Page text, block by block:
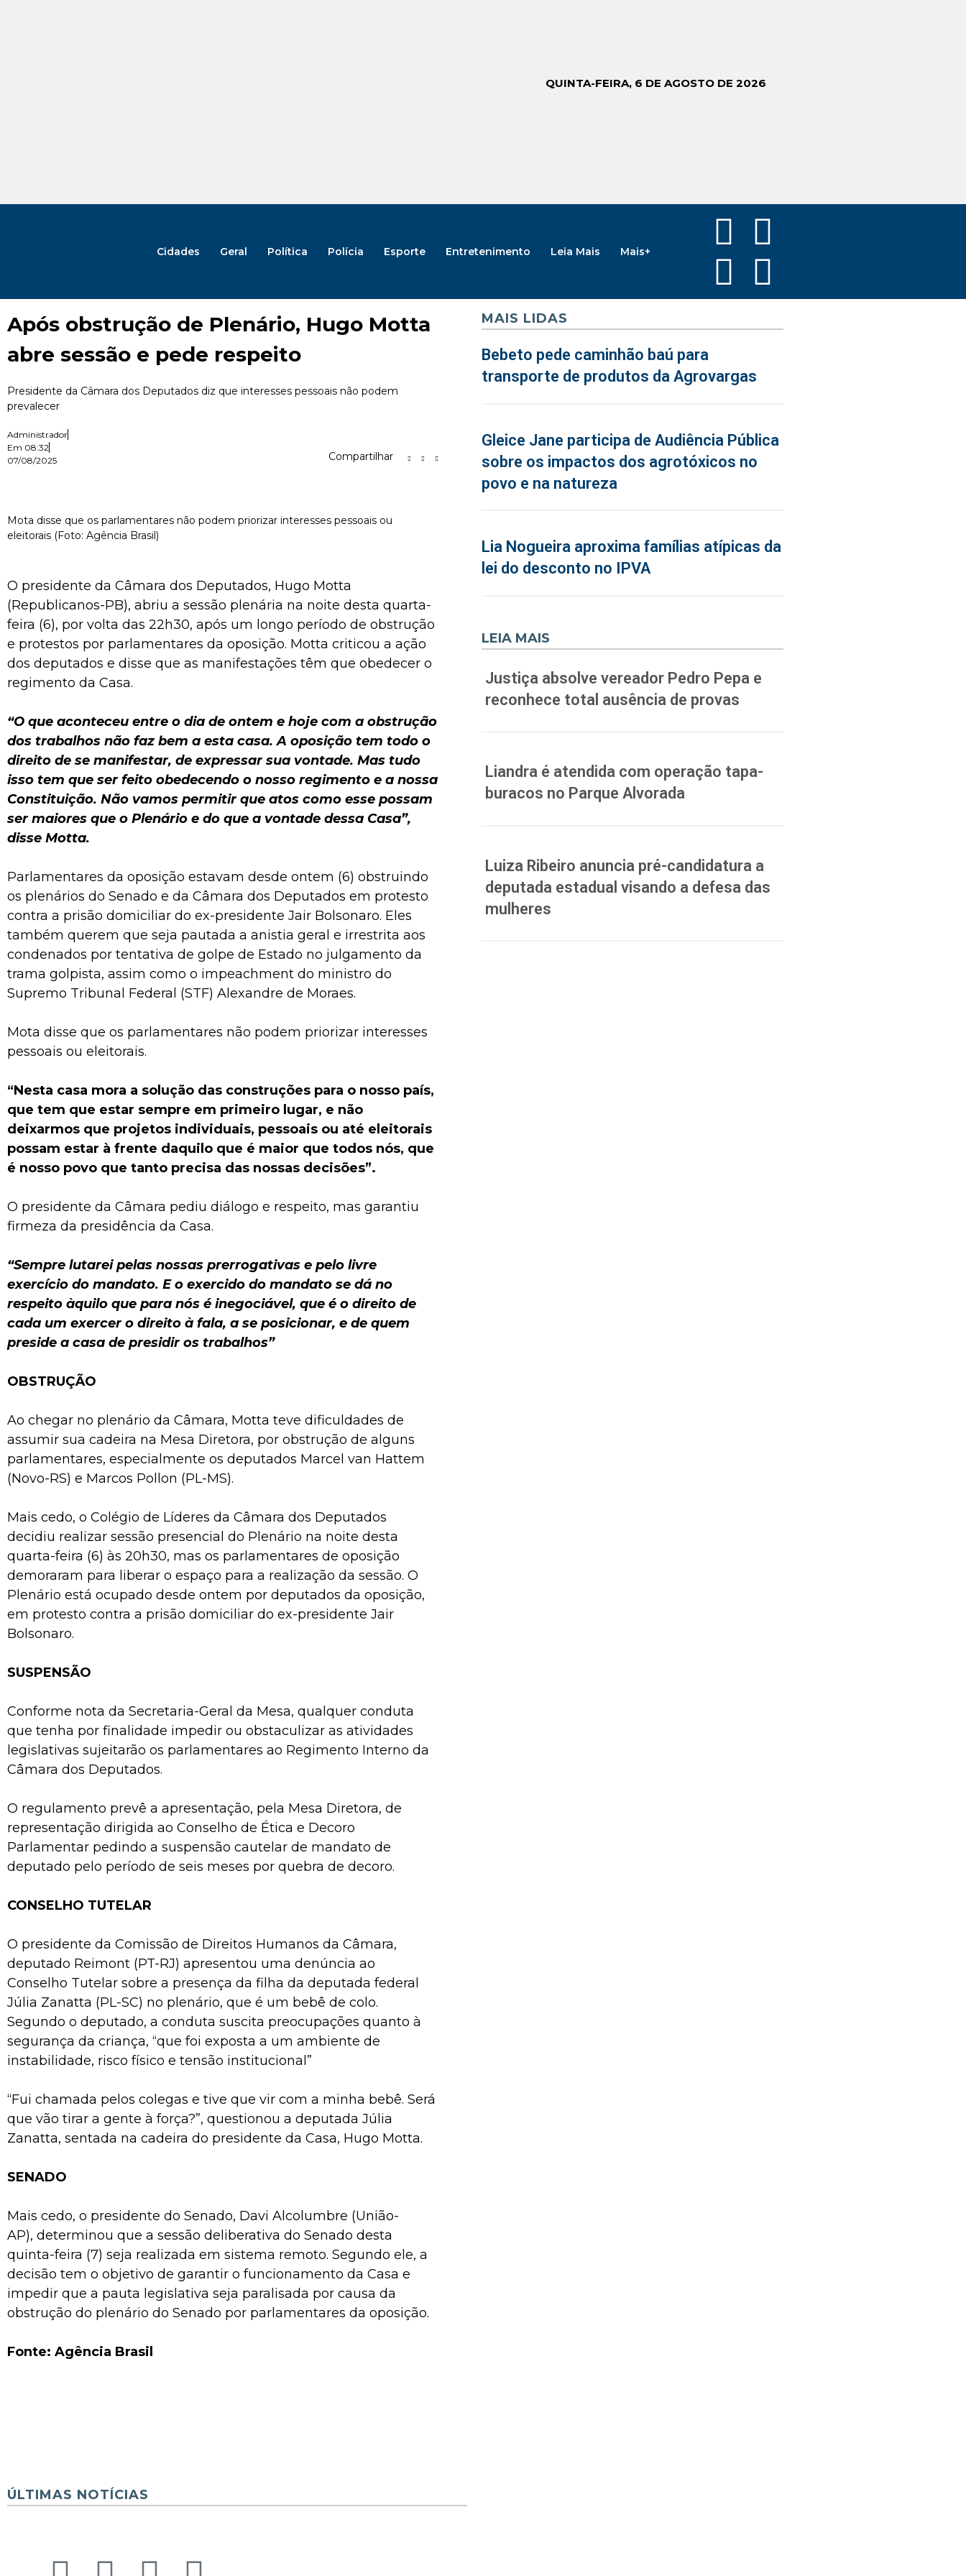
QUINTA-FEIRA, 6 DE AGOSTO DE 2026
Cidades Geral Política Polícia Esporte Entretenimento Leia Mais Mais+
Após obstrução de Plenário, Hugo Motta
abre sessão e pede respeito
Presidente da Câmara dos Deputados diz que interesses pessoais não podem
prevalecer
Administrador
Em 08:32
07/08/2025
Compartilhar
Mota disse que os parlamentares não podem priorizar interesses pessoais ou
eleitorais (Foto: Agência Brasil)
O presidente da Câmara dos Deputados, Hugo Motta
(Republicanos-PB), abriu a sessão plenária na noite desta quarta-
feira (6), por volta das 22h30, após um longo período de obstrução
e protestos por parlamentares da oposição. Motta criticou a ação
dos deputados e disse que as manifestações têm que obedecer o
regimento da Casa.
“O que aconteceu entre o dia de ontem e hoje com a obstrução
dos trabalhos não faz bem a esta casa. A oposição tem todo o
direito de se manifestar, de expressar sua vontade. Mas tudo
isso tem que ser feito obedecendo o nosso regimento e a nossa
Constituição. Não vamos permitir que atos como esse possam
ser maiores que o Plenário e do que a vontade dessa Casa”,
disse Motta.
Parlamentares da oposição estavam desde ontem (6) obstruindo
os plenários do Senado e da Câmara dos Deputados em protesto
contra a prisão domiciliar do ex-presidente Jair Bolsonaro. Eles
também querem que seja pautada a anistia geral e irrestrita aos
condenados por tentativa de golpe de Estado no julgamento da
trama golpista, assim como o impeachment do ministro do
Supremo Tribunal Federal (STF) Alexandre de Moraes.
Mota disse que os parlamentares não podem priorizar interesses
pessoais ou eleitorais.
“Nesta casa mora a solução das construções para o nosso país,
que tem que estar sempre em primeiro lugar, e não
deixarmos que projetos individuais, pessoais ou até eleitorais
possam estar à frente daquilo que é maior que todos nós, que
é nosso povo que tanto precisa das nossas decisões”.
O presidente da Câmara pediu diálogo e respeito, mas garantiu
firmeza da presidência da Casa.
“Sempre lutarei pelas nossas prerrogativas e pelo livre
exercício do mandato. E o exercido do mandato se dá no
respeito àquilo que para nós é inegociável, que é o direito de
cada um exercer o direito à fala, a se posicionar, e de quem
preside a casa de presidir os trabalhos”
OBSTRUÇÃO
Ao chegar no plenário da Câmara, Motta teve dificuldades de
assumir sua cadeira na Mesa Diretora, por obstrução de alguns
parlamentares, especialmente os deputados Marcel van Hattem
(Novo-RS) e Marcos Pollon (PL-MS).
Mais cedo, o Colégio de Líderes da Câmara dos Deputados
decidiu realizar sessão presencial do Plenário na noite desta
quarta-feira (6) às 20h30, mas os parlamentares de oposição
demoraram para liberar o espaço para a realização da sessão. O
Plenário está ocupado desde ontem por deputados da oposição,
em protesto contra a prisão domiciliar do ex-presidente Jair
Bolsonaro.
SUSPENSÃO
Conforme nota da Secretaria-Geral da Mesa, qualquer conduta
que tenha por finalidade impedir ou obstaculizar as atividades
legislativas sujeitarão os parlamentares ao Regimento Interno da
Câmara dos Deputados.
O regulamento prevê a apresentação, pela Mesa Diretora, de
representação dirigida ao Conselho de Ética e Decoro
Parlamentar pedindo a suspensão cautelar de mandato de
deputado pelo período de seis meses por quebra de decoro.
CONSELHO TUTELAR
O presidente da Comissão de Direitos Humanos da Câmara,
deputado Reimont (PT-RJ) apresentou uma denúncia ao
Conselho Tutelar sobre a presença da filha da deputada federal
Júlia Zanatta (PL-SC) no plenário, que é um bebê de colo.
Segundo o deputado, a conduta suscita preocupações quanto à
segurança da criança, “que foi exposta a um ambiente de
instabilidade, risco físico e tensão institucional”
“Fui chamada pelos colegas e tive que vir com a minha bebê. Será
que vão tirar a gente à força?”, questionou a deputada Júlia
Zanatta, sentada na cadeira do presidente da Casa, Hugo Motta.
SENADO
Mais cedo, o presidente do Senado, Davi Alcolumbre (União-
AP), determinou que a sessão deliberativa do Senado desta
quinta-feira (7) seja realizada em sistema remoto. Segundo ele, a
decisão tem o objetivo de garantir o funcionamento da Casa e
impedir que a pauta legislativa seja paralisada por causa da
obstrução do plenário do Senado por parlamentares da oposição.
Fonte: Agência Brasil
MAIS LIDAS
Bebeto pede caminhão baú para
transporte de produtos da Agrovargas
Gleice Jane participa de Audiência Pública
sobre os impactos dos agrotóxicos no
povo e na natureza
Lia Nogueira aproxima famílias atípicas da
lei do desconto no IPVA
LEIA MAIS
Justiça absolve vereador Pedro Pepa e
reconhece total ausência de provas
Liandra é atendida com operação tapa-
buracos no Parque Alvorada
Luiza Ribeiro anuncia pré-candidatura a
deputada estadual visando a defesa das
mulheres
ÚLTIMAS NOTÍCIAS